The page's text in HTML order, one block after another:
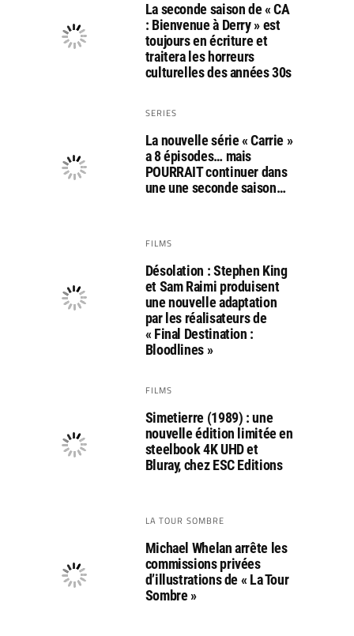
La seconde saison de « CA
: Bienvenue à Derry » est
toujours en écriture et
traitera les horreurs
culturelles des années 30s
SERIES
La nouvelle série « Carrie »
a 8 épisodes… mais
POURRAIT continuer dans
une une seconde saison…
FILMS
Désolation : Stephen King
et Sam Raimi produisent
une nouvelle adaptation
par les réalisateurs de
« Final Destination :
Bloodlines »
FILMS
Simetierre (1989) : une
nouvelle édition limitée en
steelbook 4K UHD et
Bluray, chez ESC Editions
LA TOUR SOMBRE
Michael Whelan arrête les
commissions privées
d’illustrations de « La Tour
Sombre »